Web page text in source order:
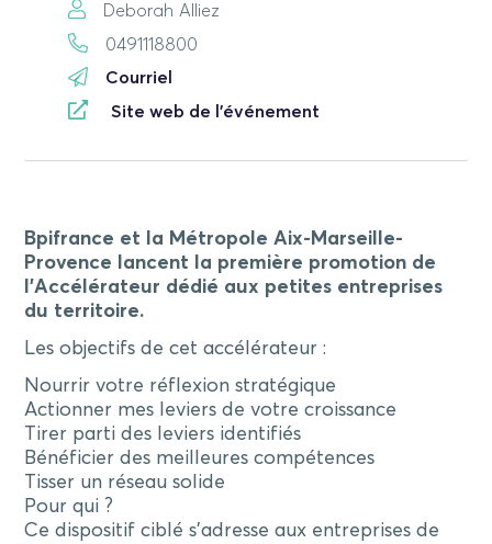
Deborah Alliez
0491118800
Courriel
Site web de l'événement
Bpifrance et la Métropole Aix-Marseille-
Provence lancent la première promotion de
l’Accélérateur dédié aux petites entreprises
du territoire.
Les objectifs de cet accélérateur :
Nourrir votre réflexion stratégique
Actionner mes leviers de votre croissance
Tirer parti des leviers identifiés
Bénéficier des meilleures compétences
Tisser un réseau solide
Pour qui ?
Ce dispositif ciblé s’adresse aux entreprises de